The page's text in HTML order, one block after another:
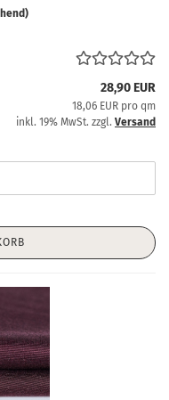
28,90 EUR
18,06 EUR pro qm
inkl. 19% MwSt. zzgl. Versand